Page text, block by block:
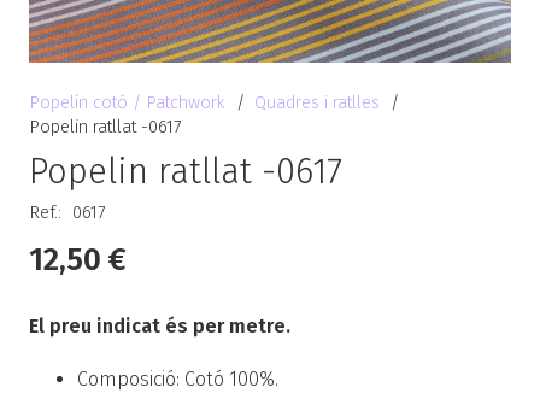
Popelín cotó / Patchwork / Quadres i ratlles
/
Popelin ratllat -0617
Popelin ratllat -0617
Ref.: 0617
12,50 €
El preu indicat és per metre.
Composició: Cotó 100%.